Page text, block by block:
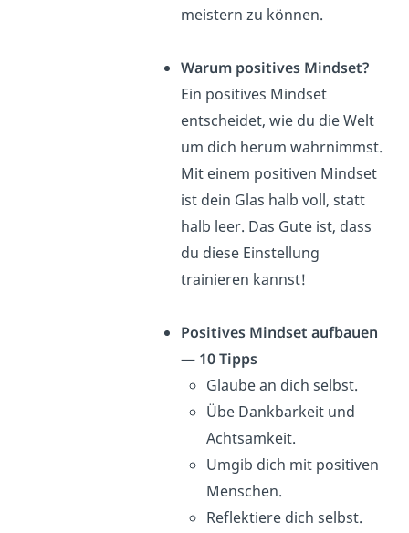
meistern zu können.
Warum positives Mindset?
Ein positives Mindset
entscheidet, wie du die Welt
um dich herum wahrnimmst.
Mit einem positiven Mindset
ist dein Glas halb voll, statt
halb leer. Das Gute ist, dass
du diese Einstellung
trainieren kannst!
Positives Mindset aufbauen
— 10 Tipps
Glaube an dich selbst.
Übe Dankbarkeit und
Achtsamkeit.
Umgib dich mit positiven
Menschen.
Reflektiere dich selbst.